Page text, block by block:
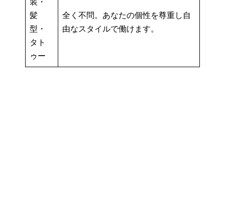
髪
型・
タト
ゥー
全く不問。あなたの個性を尊重し自
由なスタイルで働けます。